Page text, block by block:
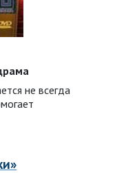
не всегда